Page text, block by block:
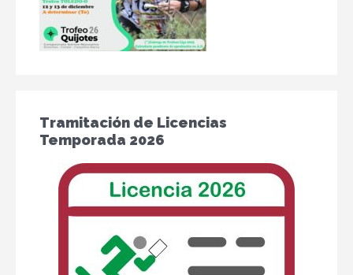
Tramitación de Licencias
Temporada 2026